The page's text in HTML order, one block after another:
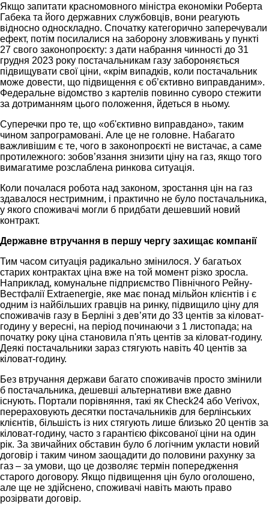
Якщо запитати красномовного міністра економіки Роберта
Габека та його державних службовців, вони реагують
відносно односкладно. Спочатку категорично заперечували
ефект, потім посилалися на заборону зловживань у пункті
27 свого законопроєкту: з дати набрання чинності до 31
грудня 2023 року постачальникам газу забороняється
підвищувати свої ціни, «крім випадків, коли постачальник
може довести, що підвищення є об’єктивно виправданим».
Федеральне відомство з картелів повинно суворо стежити
за дотриманням цього положення, йдеться в ньому.
Суперечки про те, що «об'єктивно виправдано», таким
чином запрограмовані. Але це не головне. Набагато
важливішим є те, чого в законопроєкті не вистачає, а саме
протилежного: зобов’язання знизити ціну на газ, якщо того
вимагатиме розслаблена ринкова ситуація.
Коли почалася робота над законом, зростання цін на газ
здавалося нестримним, і практично не було постачальника,
у якого споживачі могли б придбати дешевший новий
контракт.
Державне втручання в першу чергу захищає компанії
Тим часом ситуація радикально змінилося. У багатьох
старих контрактах ціна вже на той момент різко зросла.
Наприклад, комунальне підприємство Північного Рейну-
Вестфалії Extraenergie, яке має понад мільйон клієнтів і є
одним із найбільших гравців на ринку, підвищило ціну для
споживачів газу в Берліні з дев’яти до 33 центів за кіловат-
годину у вересні, на період починаючи з 1 листопада; на
початку року ціна становила п'ять центів за кіловат-годину.
Деякі постачальники зараз стягують навіть 40 центів за
кіловат-годину.
Без втручання держави багато споживачів просто змінили
б постачальника, дешевші альтернативи вже давно
існують. Портали порівняння, такі як Check24 або Verivox,
перераховують десятки постачальників для берлінських
клієнтів, більшість із них стягують лише близько 20 центів за
кіловат-годину, часто з гарантією фіксованої ціни на один
рік. За звичайних обставин було б логічним укласти новий
договір і таким чином заощадити до половини рахунку за
газ – за умови, що це дозволяє термін попередження
старого договору. Якщо підвищення цін було оголошено,
але ще не здійснено, споживачі навіть мають право
розірвати договір.